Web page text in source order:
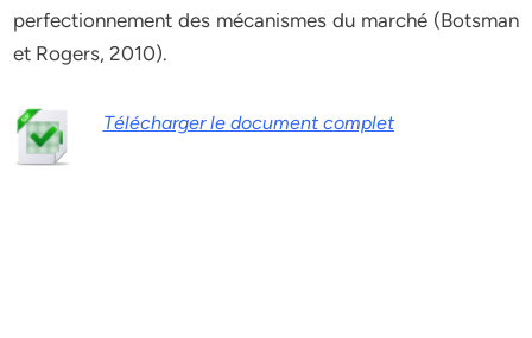
perfectionnement des mécanismes du marché (Botsman
et Rogers, 2010).
Télécharger le document complet